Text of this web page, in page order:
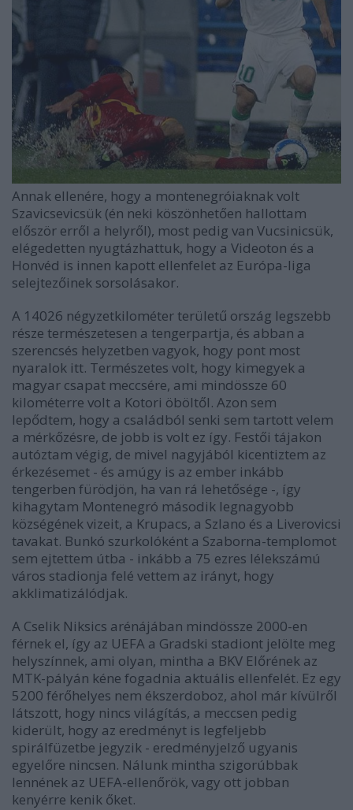
Annak ellenére, hogy a montenegróiaknak volt
Szavicsevicsük (én neki köszönhetően hallottam
először erről a helyről), most pedig van Vucsinicsük,
elégedetten nyugtázhattuk, hogy a Videoton és a
Honvéd is innen kapott ellenfelet az Európa-liga
selejtezőinek sorsolásakor.
A 14026 négyzetkilométer területű ország legszebb
része természetesen a tengerpartja, és abban a
szerencsés helyzetben vagyok, hogy pont most
nyaralok itt. Természetes volt, hogy kimegyek a
magyar csapat meccsére, ami mindössze 60
kilométerre volt a Kotori öböltől. Azon sem
lepődtem, hogy a családból senki sem tartott velem
a mérkőzésre, de jobb is volt ez így. Festői tájakon
autóztam végig, de mivel nagyjából kicentiztem az
érkezésemet - és amúgy is az ember inkább
tengerben fürödjön, ha van rá lehetősége -, így
kihagytam Montenegró második legnagyobb
községének vizeit, a Krupacs, a Szlano és a Liverovicsi
tavakat. Bunkó szurkolóként a Szaborna-templomot
sem ejtettem útba - inkább a 75 ezres lélekszámú
város stadionja felé vettem az irányt, hogy
akklimatizálódjak.
A Cselik Niksics arénájában mindössze 2000-en
férnek el, így az UEFA a Gradski stadiont jelölte meg
helyszínnek, ami olyan, mintha a BKV Előrének az
MTK-pályán kéne fogadnia aktuális ellenfelét. Ez egy
5200 férőhelyes nem ékszerdoboz, ahol már kívülről
látszott, hogy nincs világítás, a meccsen pedig
kiderült, hogy az eredményt is legfeljebb
spirálfüzetbe jegyzik - eredményjelző ugyanis
egyelőre nincsen. Nálunk mintha szigorúbbak
lennének az UEFA-ellenőrök, vagy ott jobban
kenyérre kenik őket.